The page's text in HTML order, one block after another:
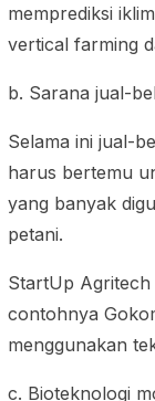
memprediksi
vertical farming
b. Sarana jual-
Selama ini jual-
harus bertemu
yang banyak
petani.
StartUp
contohnya
menggunakan
c. Bioteknologi